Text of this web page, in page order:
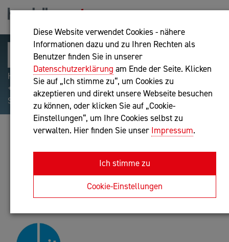
Diese Website verwendet Cookies - nähere
Informationen dazu und zu Ihren Rechten als
Benutzer finden Sie in unserer
Datenschutzerklärung am Ende der Seite. Klicken
Sie auf „Ich stimme zu“, um Cookies zu
akzeptieren und direkt unsere Webseite besuchen
zu können, oder klicken Sie auf „Cookie-
Einstellungen“, um Ihre Cookies selbst zu
verwalten. Hier finden Sie unser Impressum.
Ich stimme zu
Cookie-Einstellungen
Hilfreiche Suchparameter: Begriff einschließen:
+webshop, Begriff ausschließen: -webshop, Exakter
Suchbegriff: "internet of things"
VBIT E.U.
IT-Dienstleistung
Anfrage oder Rückruf